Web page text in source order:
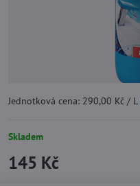
Jednotková cena: 290,00 Kč / L
Skladem
145 Kč